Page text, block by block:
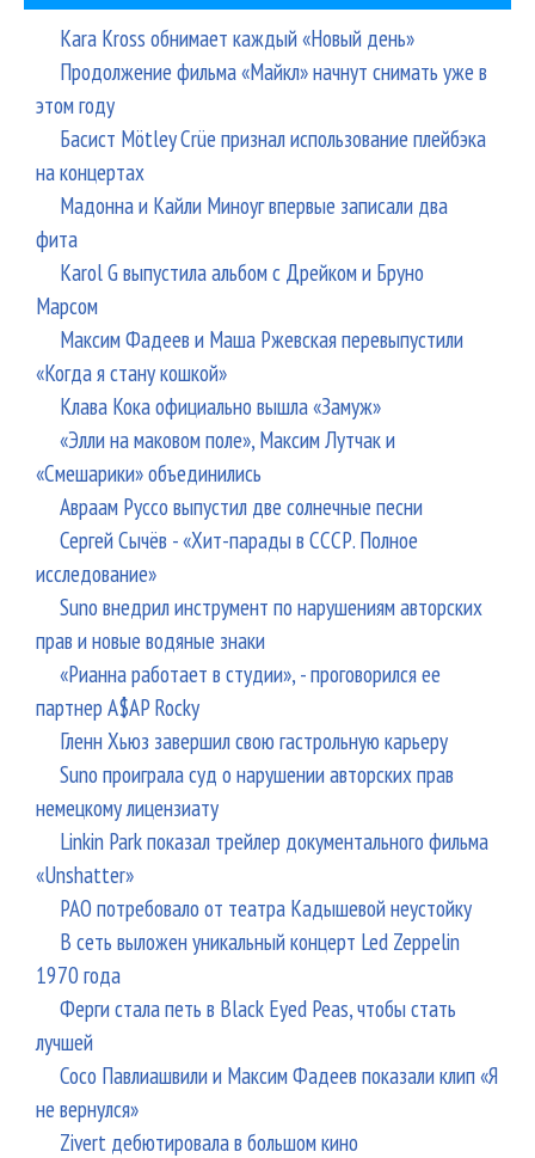
Kara Kross обнимает каждый «Новый день»
Продолжение фильма «Майкл» начнут снимать уже в
этом году
Басист Mötley Crüe признал использование плейбэка
на концертах
Мадонна и Кайли Миноуг впервые записали два
фита
Karol G выпустила альбом с Дрейком и Бруно
Марсом
Максим Фадеев и Маша Ржевская перевыпустили
«Когда я стану кошкой»
Клава Кока официально вышла «Замуж»
«Элли на маковом поле», Максим Лутчак и
«Смешарики» объединились
Авраам Руссо выпустил две солнечные песни
Сергей Сычёв - «Хит-парады в СССР. Полное
исследование»
Suno внедрил инструмент по нарушениям авторских
прав и новые водяные знаки
«Рианна работает в студии», - проговорился ее
партнер A$AP Rocky
Гленн Хьюз завершил свою гастрольную карьеру
Suno проиграла суд о нарушении авторских прав
немецкому лицензиату
Linkin Park показал трейлер документального фильма
«Unshatter»
РАО потребовало от театра Кадышевой неустойку
В сеть выложен уникальный концерт Led Zeppelin
1970 года
Ферги стала петь в Black Eyed Peas, чтобы стать
лучшей
Сосо Павлиашвили и Максим Фадеев показали клип «Я
не вернулся»
Zivert дебютировала в большом кино